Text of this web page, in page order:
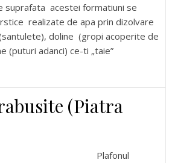
suprafata acestei formatiuni se
realizate de apa prin dizolvare
doline (gropi acoperite de
(puturi adanci) ce-ti „taie”
(Piatra
Plafonul